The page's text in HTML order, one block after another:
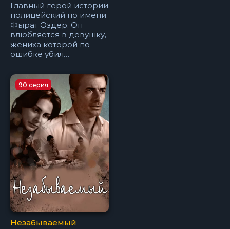
Главный герой истории
полицейский по имени
Фырат Оздер. Он
влюбляется в девушку,
жениха которой по
ошибке убил…
90 серия
Незабываемый